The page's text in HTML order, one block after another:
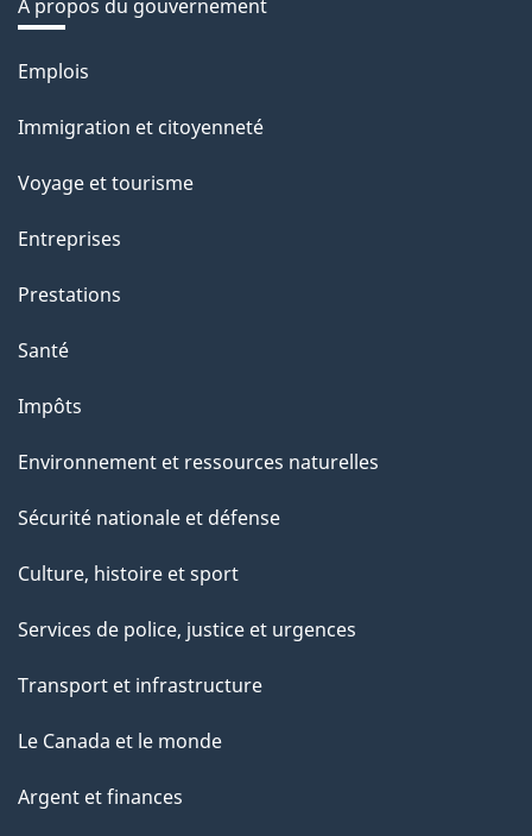
À propos du gouvernement
Thèmes
sujets
Emplois
Immigration et citoyenneté
Voyage et tourisme
Entreprises
Prestations
Santé
Impôts
Environnement et ressources naturelles
Sécurité nationale et défense
Culture, histoire et sport
Services de police, justice et urgences
Transport et infrastructure
Le Canada et le monde
Argent et finances